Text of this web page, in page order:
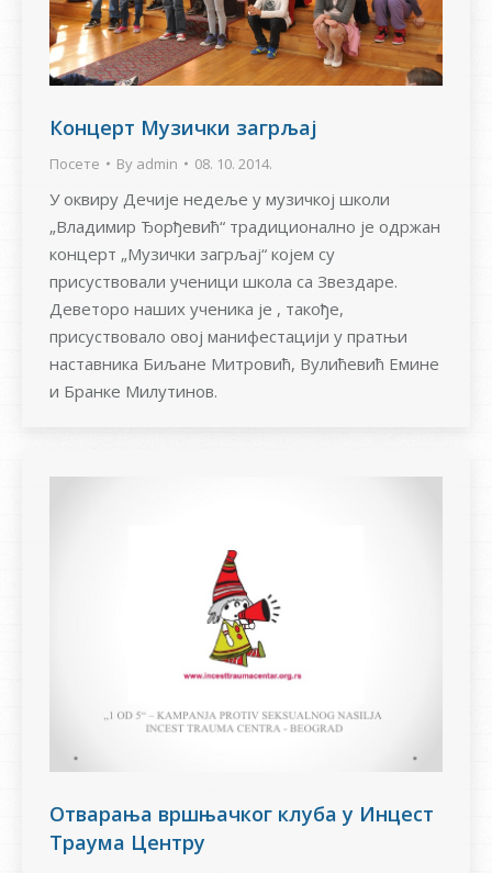
Концерт Музички загрљај
Посете By admin 08. 10. 2014.
У оквиру Дечије недеље у музичкој школи
„Владимир Ђорђевић“ традиционално је одржан
концерт „Музички загрљај“ којем су
присуствовали ученици школа са Звездаре.
Деветоро наших ученика је , такође,
присуствовало овој манифестацији у пратњи
наставника Биљане Митровић, Вулићевић Емине
и Бранке Милутинов.
Отварања вршњачког клуба у Инцест
Траума Центру